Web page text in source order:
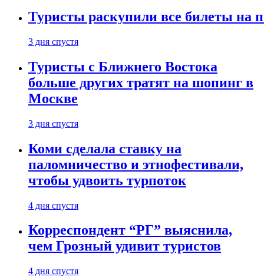
Туристы раскупили все билеты на
3 дня спустя
Туристы с Ближнего Востока
больше других тратят на шопинг в
Москве
3 дня спустя
Коми сделала ставку на
паломничество и этнофестивали,
чтобы удвоить турпоток
4 дня спустя
Корреспондент “РГ” выяснила,
чем Грозный удивит туристов
4 дня спустя